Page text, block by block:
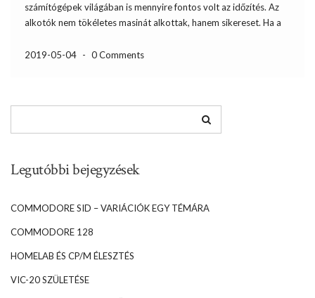
számítógépek világában is mennyire fontos volt az időzítés. Az
alkotók nem tökéletes masinát alkottak, hanem sikereset. Ha a
szériából. Hogy ehhez […]
2019-05-04 - 0 Comments
Legutóbbi bejegyzések
COMMODORE SID – VARIÁCIÓK EGY TÉMÁRA
COMMODORE 128
HOMELAB ÉS CP/M ÉLESZTÉS
VIC-20 SZÜLETÉSE